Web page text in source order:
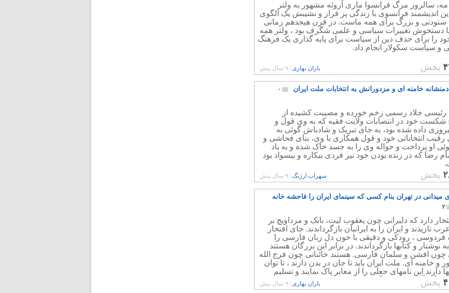
مه، سالروز مرگ فرانسوا ماری آروئه مشهور به ولتر
اندیشمند فرانسوی با زندگی پر فراز و نشیبش یک الگوی
ستودنی و بزرگ برای همه ماست. در قرن هیجدهم زمانی
دستخوش تغییرات سیاسی و علمی شگرف بود ، ولتر همه
را برای حذف دین از سیاست برای پایه گذاری یک فرهنگ
و سیاست سکولار انجام داد.
پخش باران بهاری ۹ سال پیش
خامنه ای و مزدورانش به انتخابات ملت ایران ۰
رئیسی جلاد رسمی زخم خورده و مصیبت کشیده از
شکست خود در انتصابات ولایت فقیه که به وی قول و
داده شده بود، به جای تبریک و شادباش گوئی به
رقیب انتخاباتی خود و قول همکاری با وی، بنای فحاشی و
او پرداخت و حواله وی را به جسد خاک شده و به باد
رضا که در زنده بودن خود نیز فردی بیکاره و بیسواد بود
پخش سهراب ارژنگ ۹ سال پیش
میدانی در تهران بنام کسی که سینمای ایران را فاحشه خانه
۲
دارد که دلیرانی چون یعقوب لیث، بابک و مرداویچ بر
تازیدند و ایران را به ایرانیان بازگرداندند. جای افتخار
فردوسی ، رودکی و دقیقی با خون دل زبان فارسی را
نوشتار و کتابها بازگرداندند. در برابر این بزرگان هستند
چون افشن و سلمان فارسی. هستند خائنانی چون فرج الله
و خامنه ای. ملت ایران باید تا جان در بدن دارند ، تا توان
دارند این نامهای جعلی را از معابر پاک نمایند و تسلیم
آخوند به فرهنگ و زبان ایران نشوند. پاینده باد ایران
باد جمهوری عربی ایران.
پخش باران بهاری ۹ سال پیش